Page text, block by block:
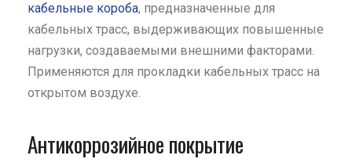
кабельные короба, предназначенные для
кабельных трасс, выдерживающих повышенные
нагрузки, создаваемыми внешними факторами.
Применяются для прокладки кабельных трасс на
открытом воздухе.
Антикоррозийное покрытие